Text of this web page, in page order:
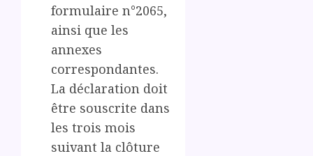
formulaire n°2065,
ainsi que les
annexes
correspondantes.
La déclaration doit
être souscrite dans
les trois mois
suivant la clôture